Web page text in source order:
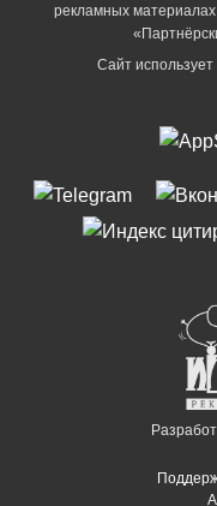
рекламных
Сайт